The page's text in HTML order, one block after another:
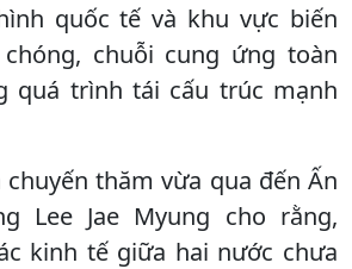
quốc tế và khu vực biến
chuỗi cung ứng toàn
quá trình tái cấu trúc mạnh
chuyến thăm vừa qua đến Ấn
Lee Jae Myung cho rằng,
kinh tế giữa hai nước chưa